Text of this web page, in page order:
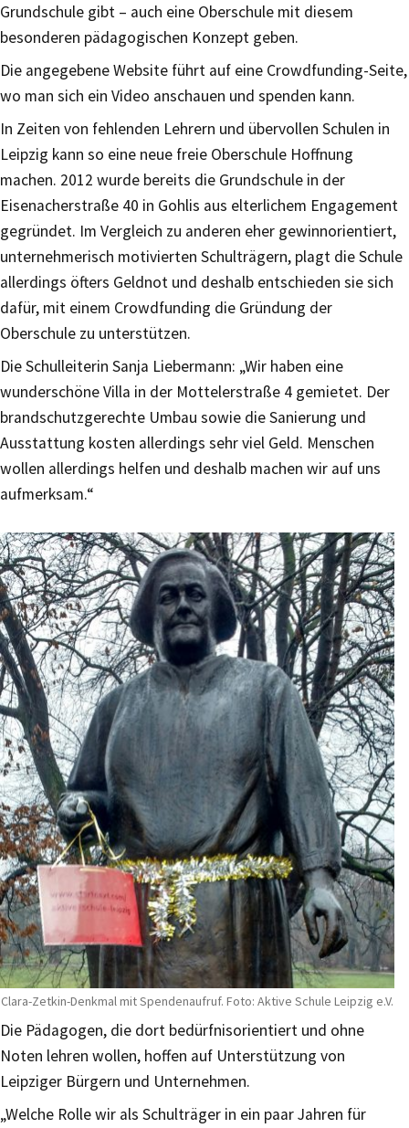
Grundschule gibt – auch eine Oberschule mit diesem
besonderen pädagogischen Konzept geben.
Die angegebene Website führt auf eine Crowdfunding-Seite,
wo man sich ein Video anschauen und spenden kann.
In Zeiten von fehlenden Lehrern und übervollen Schulen in
Leipzig kann so eine neue freie Oberschule Hoffnung
machen. 2012 wurde bereits die Grundschule in der
Eisenacherstraße 40 in Gohlis aus elterlichem Engagement
gegründet. Im Vergleich zu anderen eher gewinnorientiert,
unternehmerisch motivierten Schulträgern, plagt die Schule
allerdings öfters Geldnot und deshalb entschieden sie sich
dafür, mit einem Crowdfunding die Gründung der
Oberschule zu unterstützen.
Die Schulleiterin Sanja Liebermann: „Wir haben eine
wunderschöne Villa in der Mottelerstraße 4 gemietet. Der
brandschutzgerechte Umbau sowie die Sanierung und
Ausstattung kosten allerdings sehr viel Geld. Menschen
wollen allerdings helfen und deshalb machen wir auf uns
aufmerksam.“
Clara-Zetkin-Denkmal mit Spendenaufruf. Foto: Aktive Schule Leipzig e.V.
Die Pädagogen, die dort bedürfnisorientiert und ohne
Noten lehren wollen, hoffen auf Unterstützung von
Leipziger Bürgern und Unternehmen.
„Welche Rolle wir als Schulträger in ein paar Jahren für